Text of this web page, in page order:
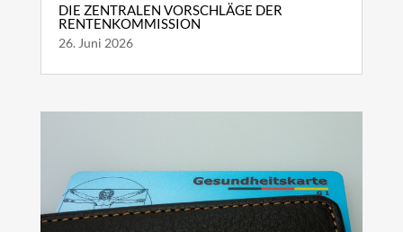
DIE ZENTRALEN VORSCHLÄGE DER
RENTENKOMMISSION
26. Juni 2026